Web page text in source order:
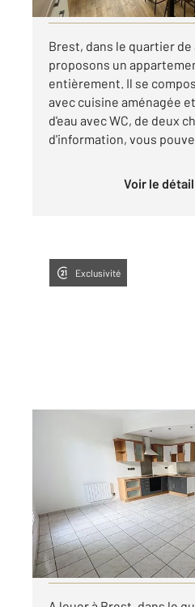
Brest, dans le quartier de
proposons un
entièrement. Il se
avec cuisine aménagée
d'eau avec WC, de deux
d'information, vous
Voir le
Exclusivité
, 2 pièces
Appartement F2 à
600 €
par mois charges comprises
Visiter le site dédié